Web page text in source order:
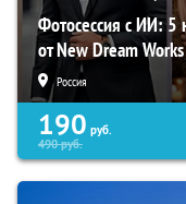
Фотосессия с ИИ: 5
от New Dream Works
Россия
190 руб.
490руб.